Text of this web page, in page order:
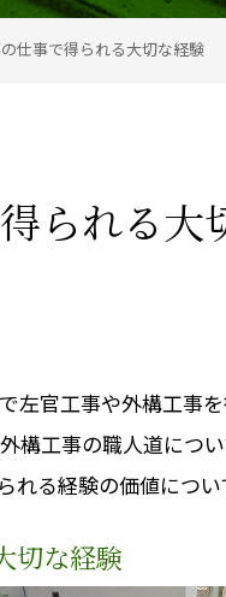
仕事で得られる大切な経験
られる大
官工事や外構工事を
構工事の職人道につ
る経験の価値につい
切な経験